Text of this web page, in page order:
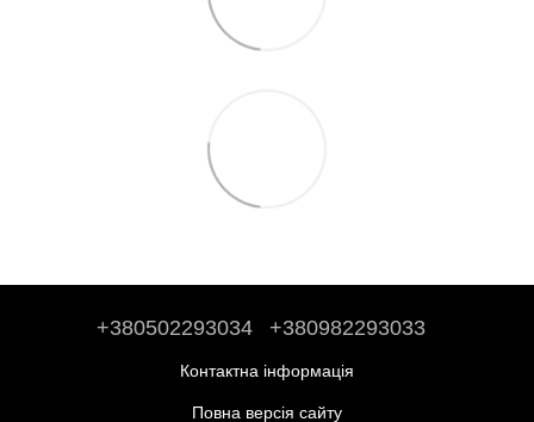
+380502293034 +380982293033
Контактна інформація
Повна версія сайту